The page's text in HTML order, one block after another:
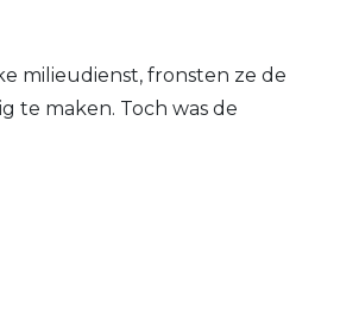
milieudienst, fronsten ze de
te maken. Toch was de